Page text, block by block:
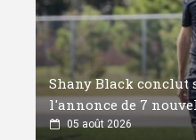
Shany Black conclut
l'annonce de 7
05 août 2026